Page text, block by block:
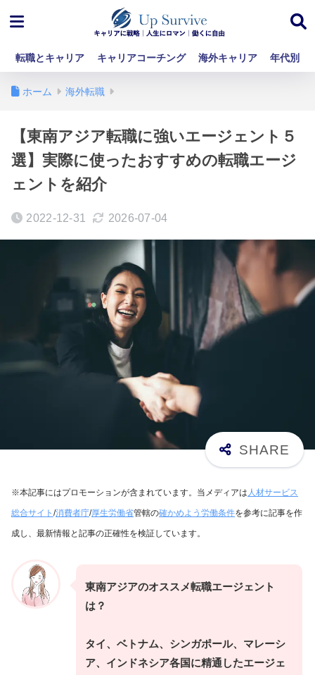
転職とキャリア キャリアコーチング 海外キャリア 年代別
ホーム 海外転職
【東南アジア転職に強いエージェント５
選】実際に使ったおすすめの転職エージ
ェントを紹介
2022-12-31 2026-07-04
※本記事にはプロモーションが含まれています。当メディアは 人材サービス
総合サイト /消費者庁/厚生労働省管轄の確かめよう労働条件を参考に記事を作
成し、最新情報と記事の正確性を検証しています。
東南アジアのオススメ転職エージェント
は？
タイ、ベトナム、シンガポール、マレーシ
ア、インドネシア各国に精通したエージェ